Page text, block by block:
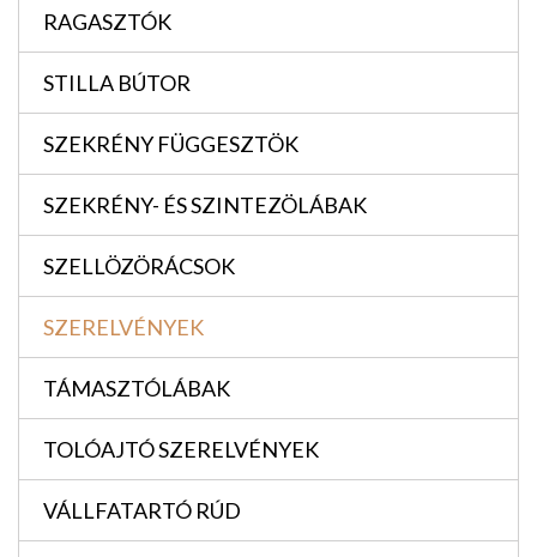
RAGASZTÓK
STILLA BÚTOR
SZEKRÉNY FÜGGESZTÖK
SZEKRÉNY- ÉS SZINTEZÖLÁBAK
SZELLÖZÖRÁCSOK
SZERELVÉNYEK
TÁMASZTÓLÁBAK
TOLÓAJTÓ SZERELVÉNYEK
VÁLLFATARTÓ RÚD